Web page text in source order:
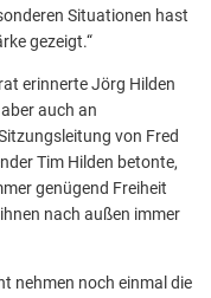
Situationen hast
gezeigt.“
erinnerte Jörg Hilden
auch an
von Fred
Tim Hilden betonte,
genügend Freiheit
nach außen immer
nehmen noch einmal die